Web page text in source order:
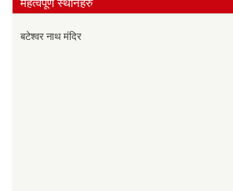
बटेश्वर नाथ मंदिर